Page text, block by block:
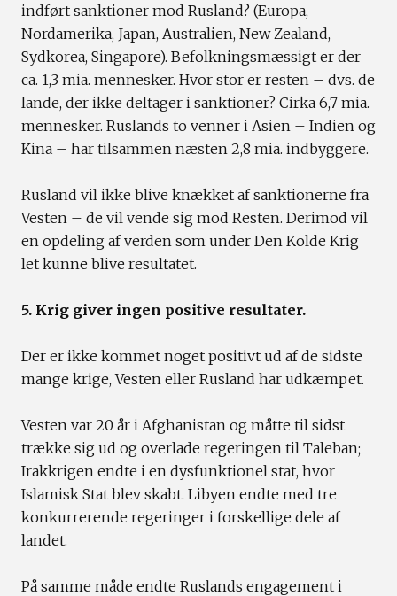
indført sanktioner mod Rusland? (Europa,
Nordamerika, Japan, Australien, New Zealand,
Sydkorea, Singapore). Befolkningsmæssigt er der
ca. 1,3 mia. mennesker. Hvor stor er resten – dvs. de
lande, der ikke deltager i sanktioner? Cirka 6,7 mia.
mennesker. Ruslands to venner i Asien – Indien og
Kina – har tilsammen næsten 2,8 mia. indbyggere.
Rusland vil ikke blive knækket af sanktionerne fra
Vesten – de vil vende sig mod Resten. Derimod vil
en opdeling af verden som under Den Kolde Krig
let kunne blive resultatet.
5. Krig giver ingen positive resultater.
Der er ikke kommet noget positivt ud af de sidste
mange krige, Vesten eller Rusland har udkæmpet.
Vesten var 20 år i Afghanistan og måtte til sidst
trække sig ud og overlade regeringen til Taleban;
Irakkrigen endte i en dysfunktionel stat, hvor
Islamisk Stat blev skabt. Libyen endte med tre
konkurrerende regeringer i forskellige dele af
landet.
På samme måde endte Ruslands engagement i